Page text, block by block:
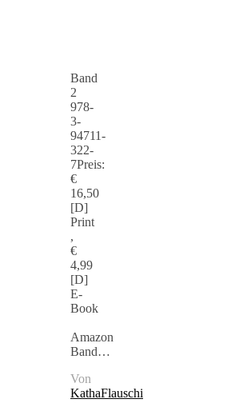
Band
2
978-
3-
94711-
322-
7Preis:
€
16,50
[D]
Print
,
€
4,99
[D]
E-
Book
Amazon
Band…
Von
KathaFlauschi